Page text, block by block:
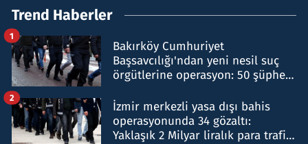
Trend Haberler
Bakırköy Cumhuriyet
Başsavcılığı'ndan yeni nesil suç
örgütlerine operasyon: 50 şüpheli
1
İzmir merkezli yasa dışı bahis
operasyonunda 34 gözaltı:
Yaklaşık 2 Milyar liralık para trafiği
2